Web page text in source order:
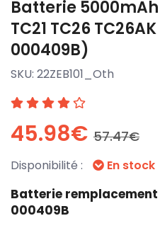
Batterie
TC21 TC26
000409B)
SKU: 22ZEB101_Oth
45.98€ 57.47€
Disponibilité : En stock
Batterie
000409B